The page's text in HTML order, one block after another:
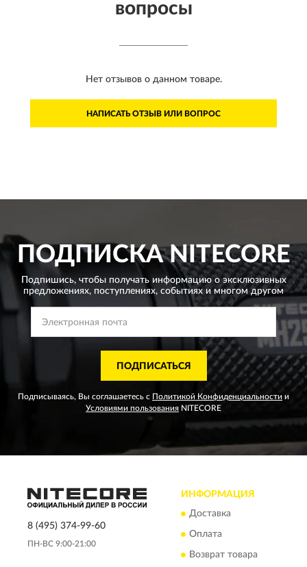
вопросы
Нет отзывов о данном товаре.
НАПИСАТЬ ОТЗЫВ ИЛИ ВОПРОС
ПОДПИСКАNITECORE
Подпишись, чтобы получать информацию о эксклюзивных
предложениях, поступлениях, событиях и многом другом
ПОДПИСАТЬСЯ
Подписываясь, Вы соглашаетесь с Политикой Конфиденциальности и
Условиями пользования NITECORE
8 (495) 374-99-60
ПН-ВС 9:00-21:00
ИНФОРМАЦИЯ
Доставка
Оплата
Возврат товара